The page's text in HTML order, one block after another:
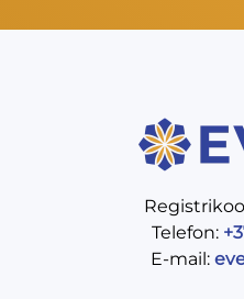
Telefon:
E-mail: